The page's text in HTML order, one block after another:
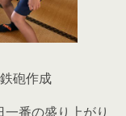
砲作成
番の盛り上がり